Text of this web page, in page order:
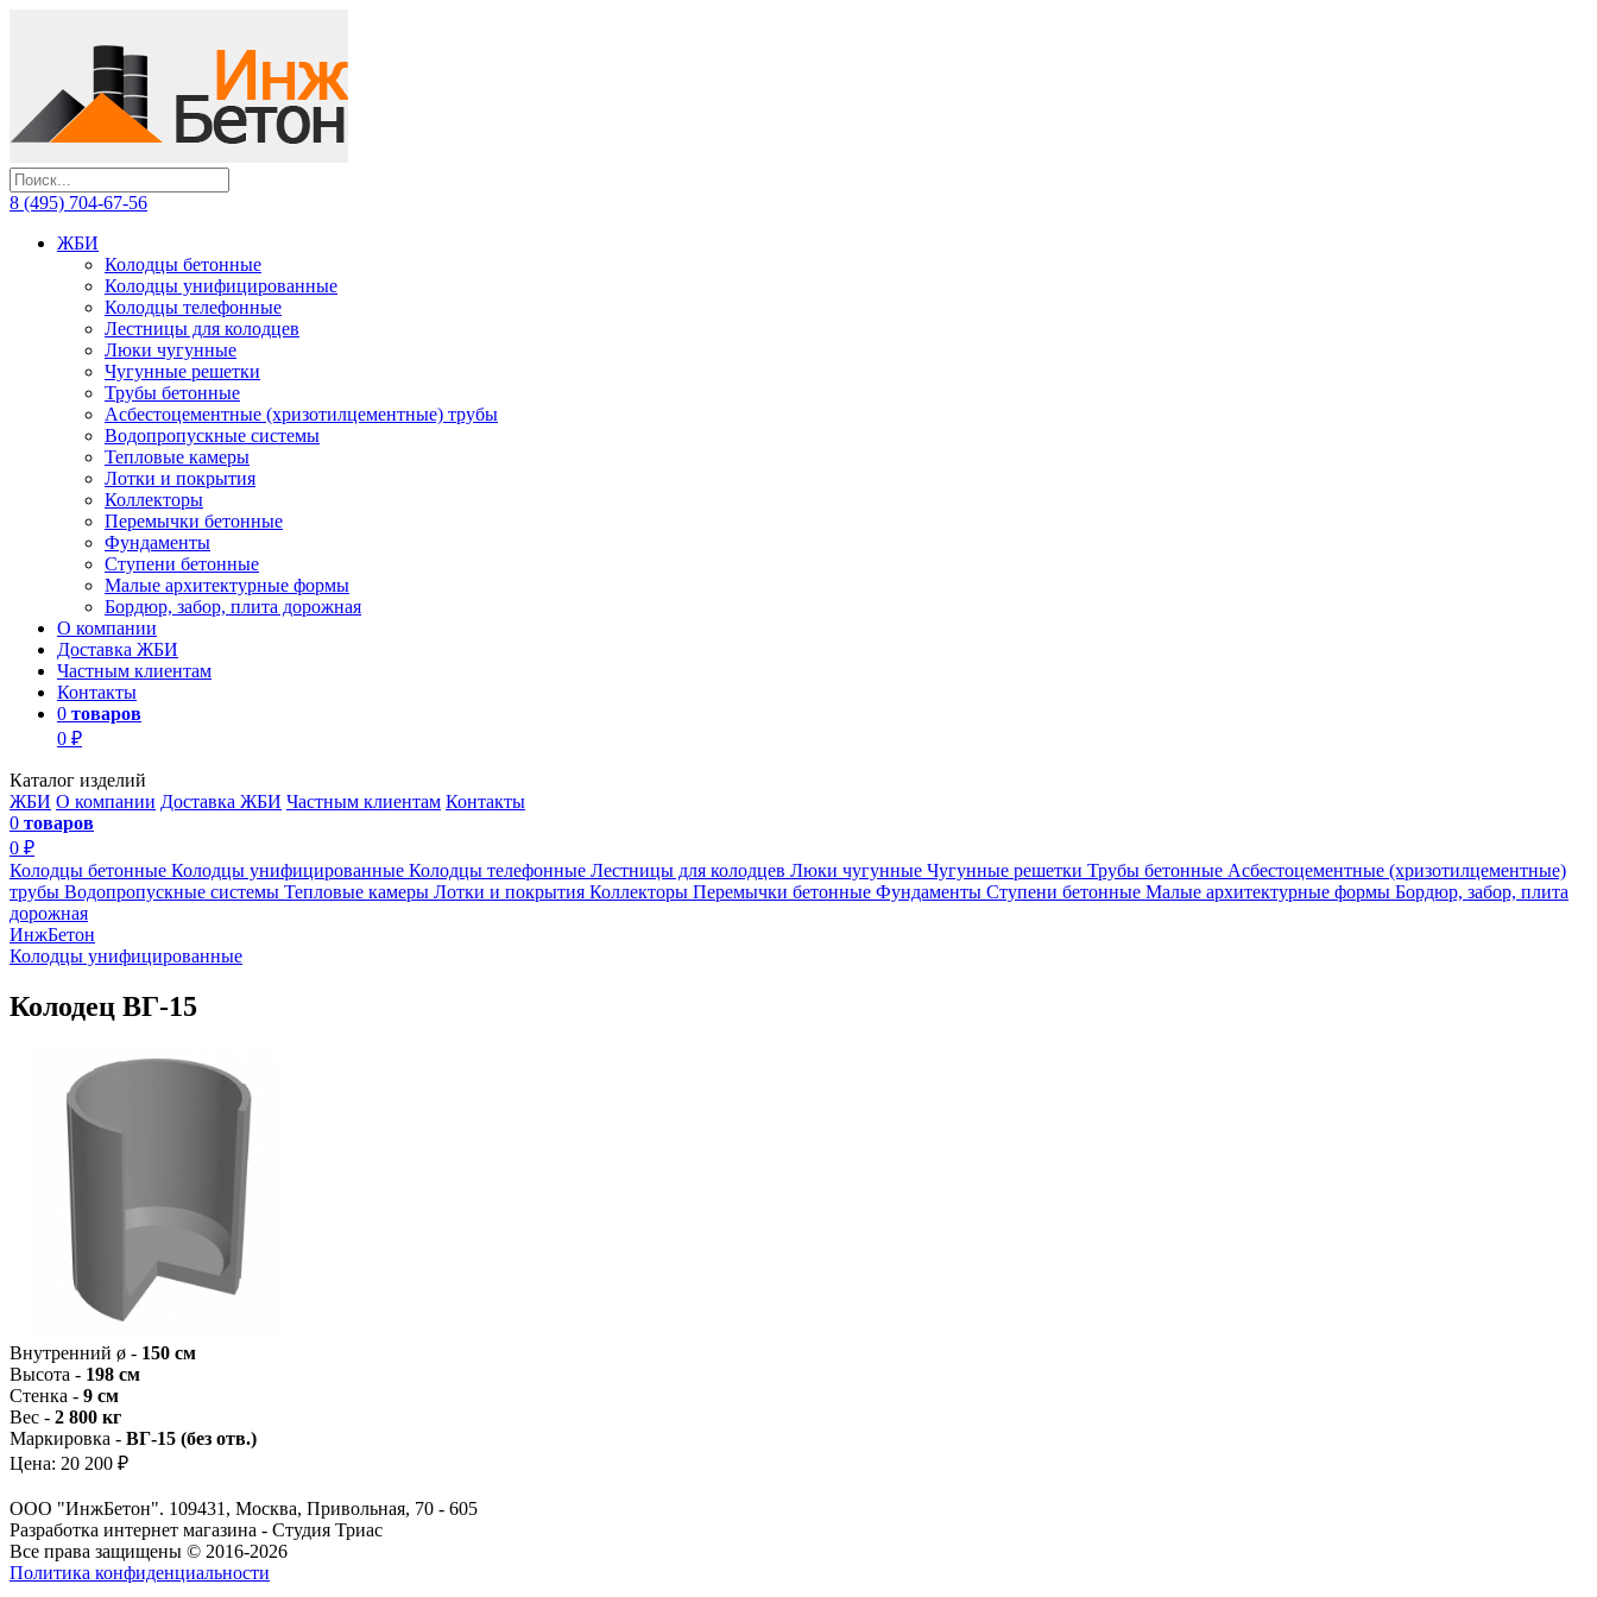
8 (495) 704-67-56
ЖБИ
Колодцы бетонные
Колодцы унифицированные
Колодцы телефонные
Лестницы для колодцев
Люки чугунные
Чугунные решетки
Трубы бетонные
Асбестоцементные (хризотилцементные) трубы
Водопропускные системы
Тепловые камеры
Лотки и покрытия
Коллекторы
Перемычки бетонные
Фундаменты
Ступени бетонные
Малые архитектурные формы
Бордюр, забор, плита дорожная
О компании
Доставка ЖБИ
Частным клиентам
Контакты
0 товаров
0 ₽
Каталог изделий
ЖБИ О компании Доставка ЖБИ Частным клиентам Контакты
0 товаров
0 ₽
Колодцы бетонные Колодцы унифицированные Колодцы телефонные Лестницы для колодцев Люки чугунные Чугунные решетки Трубы бетонные Асбестоцементные (хризотилцементные)
трубы Водопропускные системы Тепловые камеры Лотки и покрытия Коллекторы Перемычки бетонные Фундаменты Ступени бетонные Малые архитектурные формы Бордюр, забор, плита
дорожная
ИнжБетон
Колодцы унифицированные
Колодец ВГ-15
Внутренний ø - 150 см
Высота - 198 см
Стенка - 9 см
Вес - 2 800 кг
Маркировка - ВГ-15 (без отв.)
Цена: 20 200 ₽
ООО "ИнжБетон". 109431, Москва, Привольная, 70 - 605
Разработка интернет магазина - Студия Триас
Все права защищены © 2016-2026
Политика конфиденциальности